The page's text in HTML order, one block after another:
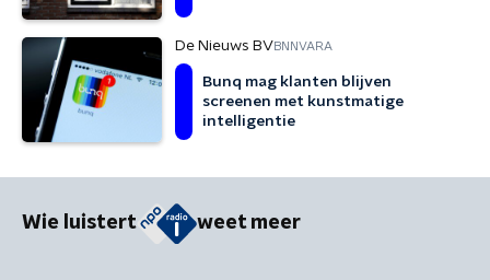
De Nieuws BVBNNVARA
Bunq mag klanten blijven
screenen met kunstmatige
intelligentie
Wie luistert weet meer